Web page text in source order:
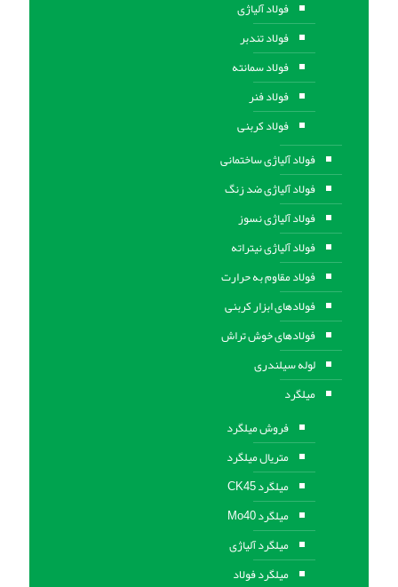
فولاد آلیاژی
فولاد تندبر
فولاد سمانته
فولاد فنر
فولاد کربنی
فولاد آلیاژی ساختمانی
فولاد آلیاژی ضد زنگ
فولاد آلیاژی نسوز
فولاد آلیاژی نیتراته
فولاد مقاوم به حرارت
فولادهای ابزار کربنی
فولادهای خوش تراش
لوله سیلندری
میلگرد
فروش میلگرد
متریال میلگرد
میلگرد CK45
میلگرد Mo40
میلگرد آلیاژی
میلگرد فولاد